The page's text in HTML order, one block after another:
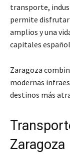
transporte,
permite disfrutar
amplios y una
capitales
Zaragoza
modernas
destinos más
Zaragoza